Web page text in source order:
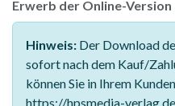
Erwerb der Online-Version
Hinweis: Der Download
sofort nach dem Kauf/
können Sie in Ihrem
https://hpsmedia-